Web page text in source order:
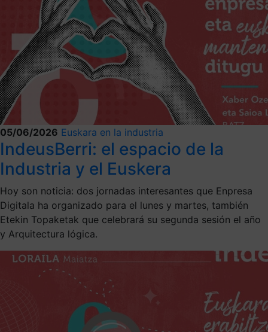
05/06/2026 Euskara en la industria
IndeusBerri: el espacio de la
Industria y el Euskera
Hoy son noticia: dos jornadas interesantes que Enpresa
Digitala ha organizado para el lunes y martes, también
Etekin Topaketak que celebrará su segunda sesión el año
y Arquitectura lógica.